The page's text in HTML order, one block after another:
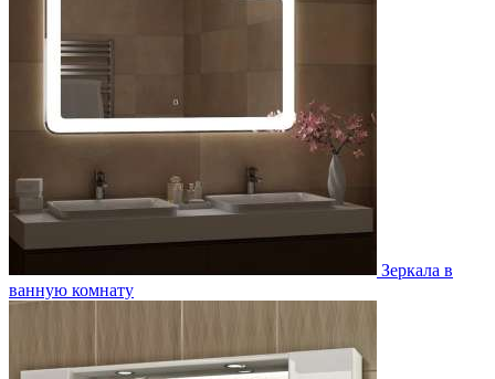
Зеркала в
ванную комнату